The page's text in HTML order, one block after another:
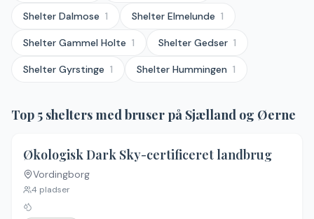
Shelter Dalmose 1 Shelter Elmelunde 1
Shelter Gammel Holte 1 Shelter Gedser 1
Shelter Gyrstinge 1 Shelter Hummingen 1
Top 5 shelters med bruser på Sjælland og Øerne
Økologisk Dark Sky-certificeret landbrug
Vordingborg
4 pladser